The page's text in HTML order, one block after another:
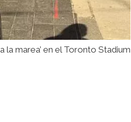
la marea’ en el Toronto Stadium